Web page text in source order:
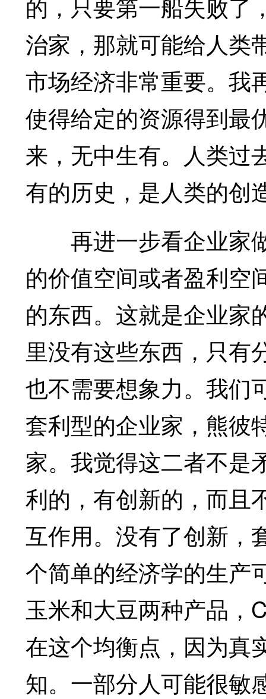
治家，那就可能给人类
市场经济非常重要。我
使得给定的资源得到最
来，无中生有。人类过
有的历史，是人类的创
再进一步看企业家
的价值空间或者盈利空
的东西。这就是企业家
里没有这些东西，只有
也不需要想象力。我们
套利型的企业家，熊彼
家。我觉得这二者不是
利的，有创新的，而且
互作用。没有了创新，
个简单的经济学的生产
玉米和大豆两种产品，
在这个均衡点，因为真
知。一部分人可能很敏